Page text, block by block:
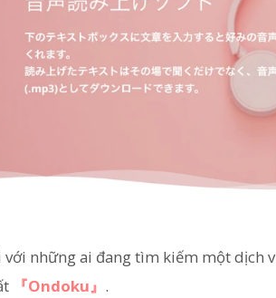
những ai đang tìm kiếm một dịch
『Ondoku』 .